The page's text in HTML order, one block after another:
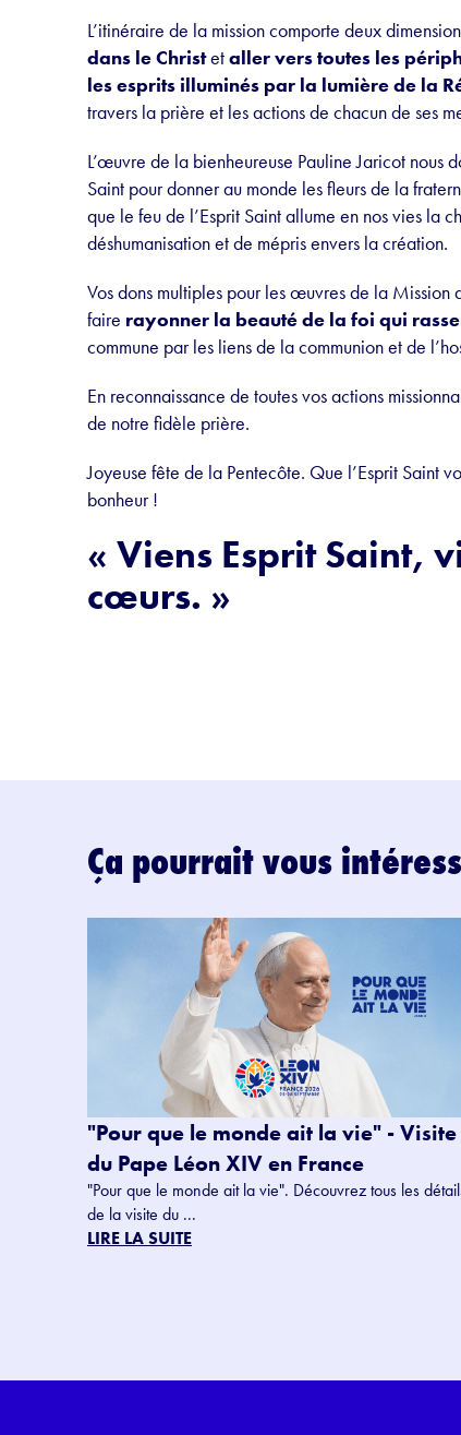
L’itinéraire de la mission comporte deux
dans le Christetaller vers toutes les
les esprits illuminés par la lumière de la
travers la prière et les actions de chacun de ses
L’œuvre de la bienheureuse Pauline Jaricot nous
Saint pour donner au monde les fleurs de la
que le feu de l’Esprit Saint allume en nos vies la
déshumanisation et de mépris envers la création.
Vos dons multiples pour les œuvres de la
faire rayonner la beauté de la foi qui
commune par les liens de la communion et de
En reconnaissance de toutes vos actions
de notre fidèle prière.
Joyeuse fête de la Pentecôte. Que l’Esprit Saint
bonheur !
« Viens Esprit Saint,
cœurs. »
Ça pourrait vous
"Pour que le monde ait la vie" - Visite
du Pape Léon XIV en France
"Pour que le monde ait la vie". Découvrez tous les
de la visite du ...
LIRE LA SUITE